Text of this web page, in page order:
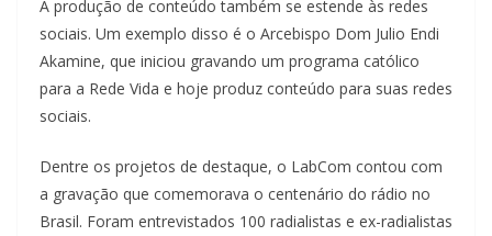
A produção de conteúdo também se estende às redes
sociais. Um exemplo disso é o Arcebispo Dom Julio Endi
Akamine, que iniciou gravando um programa católico
para a Rede Vida e hoje produz conteúdo para suas redes
sociais.
Dentre os projetos de destaque, o LabCom contou com
a gravação que comemorava o centenário do rádio no
Brasil. Foram entrevistados 100 radialistas e ex-radialistas